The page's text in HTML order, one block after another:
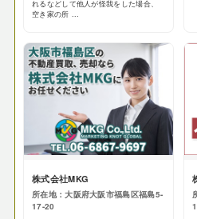
れるなどして他人が怪我をした場合、
空き家の所 ...
株式会社MKG
所在地：大阪府大阪市福島区福島5-
17-20